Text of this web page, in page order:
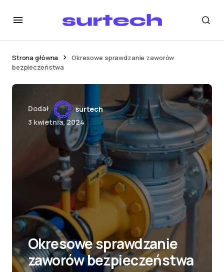
Strona główna
Okresowe sprawdzanie zaworów
bezpieczeństwa
Dodał
surtech
3 kwietnia, 2024
Okresowe sprawdzanie
zaworów bezpieczeństwa